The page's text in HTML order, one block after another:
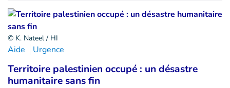
© K. Nateel / HI
Aide Urgence
Territoire palestinien occupé : un désastre
humanitaire sans fin